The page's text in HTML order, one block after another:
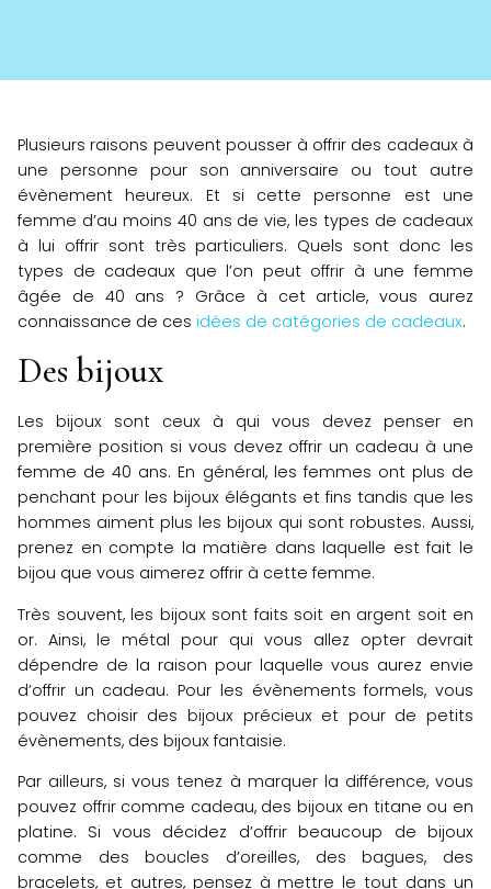
Plusieurs raisons peuvent pousser à offrir des cadeaux à
une personne pour son anniversaire ou tout autre
évènement heureux. Et si cette personne est une
femme d’au moins 40 ans de vie, les types de cadeaux
à lui offrir sont très particuliers. Quels sont donc les
types de cadeaux que l’on peut offrir à une femme
âgée de 40 ans ? Grâce à cet article, vous aurez
connaissance de ces idées de catégories de cadeaux.
Des bijoux
Les bijoux sont ceux à qui vous devez penser en
première position si vous devez offrir un cadeau à une
femme de 40 ans. En général, les femmes ont plus de
penchant pour les bijoux élégants et fins tandis que les
hommes aiment plus les bijoux qui sont robustes. Aussi,
prenez en compte la matière dans laquelle est fait le
bijou que vous aimerez offrir à cette femme.
Très souvent, les bijoux sont faits soit en argent soit en
or. Ainsi, le métal pour qui vous allez opter devrait
dépendre de la raison pour laquelle vous aurez envie
d’offrir un cadeau. Pour les évènements formels, vous
pouvez choisir des bijoux précieux et pour de petits
évènements, des bijoux fantaisie.
Par ailleurs, si vous tenez à marquer la différence, vous
pouvez offrir comme cadeau, des bijoux en titane ou en
platine. Si vous décidez d’offrir beaucoup de bijoux
comme des boucles d’oreilles, des bagues, des
bracelets, et autres, pensez à mettre le tout dans un